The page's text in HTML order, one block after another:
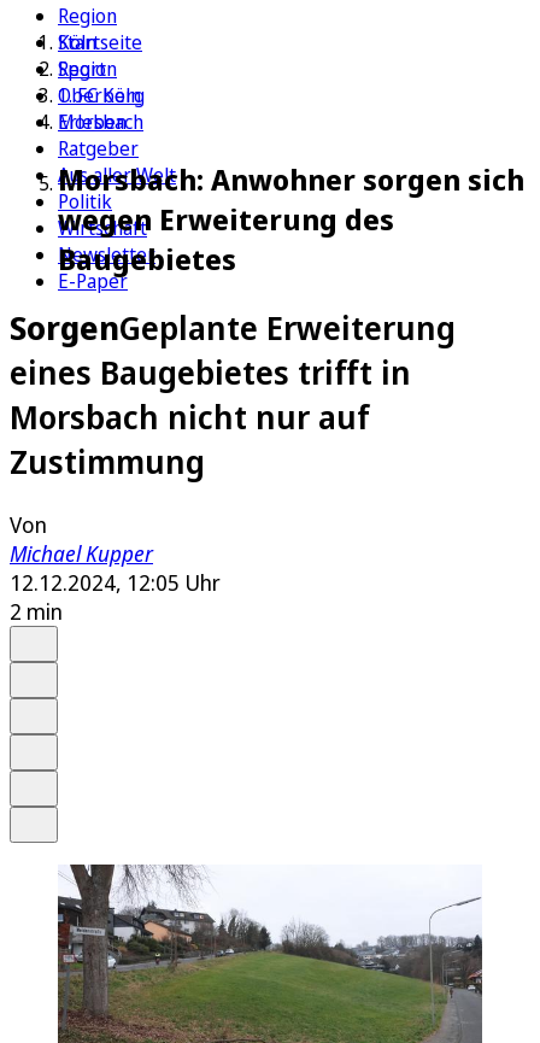
Region
Köln
Sport
1. FC Köln
Erleben
Ratgeber
Aus aller Welt
Politik
Wirtschaft
Newsletter
E-Paper
Startseite
Region
Oberberg
Morsbach
Morsbach: Anwohner sorgen sich
wegen Erweiterung des
Baugebietes
SorgenGeplante Erweiterung
eines Baugebietes trifft in
Morsbach nicht nur auf
Zustimmung
Von
Michael Kupper
12.12.2024, 12:05 Uhr
2 min